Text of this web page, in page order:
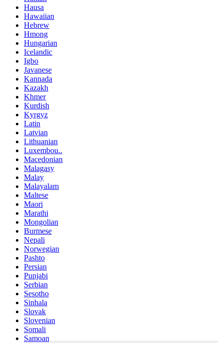
Hausa
Hawaiian
Hebrew
Hmong
Hungarian
Icelandic
Igbo
Javanese
Kannada
Kazakh
Khmer
Kurdish
Kyrgyz
Latin
Latvian
Lithuanian
Luxembou..
Macedonian
Malagasy
Malay
Malayalam
Maltese
Maori
Marathi
Mongolian
Burmese
Nepali
Norwegian
Pashto
Persian
Punjabi
Serbian
Sesotho
Sinhala
Slovak
Slovenian
Somali
Samoan